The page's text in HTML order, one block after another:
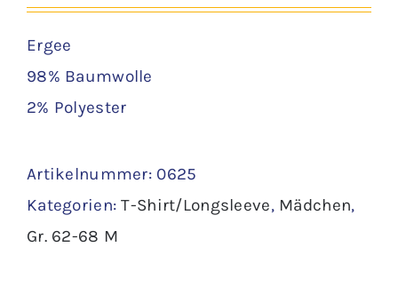
Ergee
98% Baumwolle
2% Polyester
Artikelnummer: 0625
Kategorien:T-Shirt/Longsleeve, Mädchen,
Gr. 62-68 M